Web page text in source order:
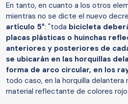
En tanto, en cuanto a los otros
mientras no se dicte el nuevo
artículo 5°: "toda bicicleta
placas plásticas o huinchas
anteriores y posteriores de
se ubicarán en las horquillas
forma de arco circular, en los
todo caso, en la horquilla delantera
material reflectante de colores rojo